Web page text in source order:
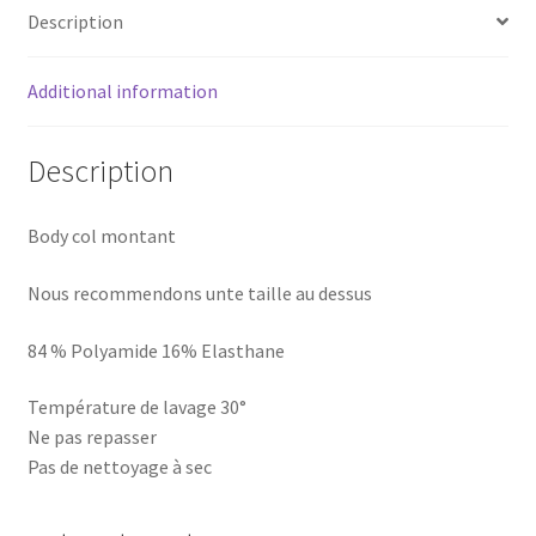
Description
Additional information
Description
Body col montant
Nous recommendons unte taille au dessus
84 % Polyamide 16% Elasthane
Température de lavage 30°
Ne pas repasser
Pas de nettoyage à sec